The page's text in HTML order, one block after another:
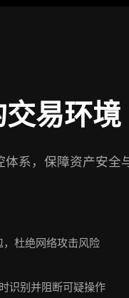
易环境
系，保障资产安全
杜绝网络攻击风险
识别并阻断可疑操作